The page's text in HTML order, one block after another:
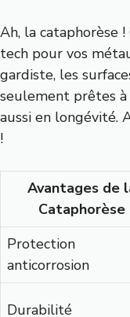
Ah, la cataphorèse
tech pour vos
gardiste, les
seulement prêtes
aussi en longévité.
!
Avantages de
Cataphorèse
Protection
anticorrosion
Durabilité